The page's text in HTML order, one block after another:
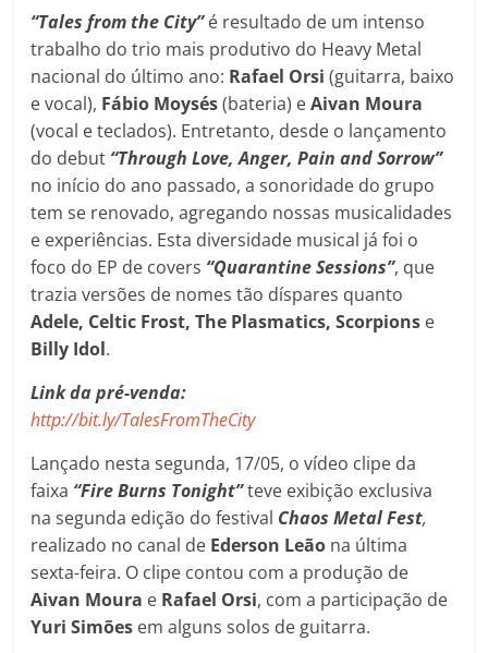
“Tales from the City”é resultado de um intenso
trabalho do trio mais produtivo do Heavy Metal
nacional do último ano: Rafael Orsi (guitarra, baixo
e vocal), Fábio Moysés(bateria) eAivan Moura
(vocal e teclados). Entretanto, desde o lançamento
do debut “Through Love, Anger, Pain and Sorrow”
no início do ano passado, a sonoridade do grupo
tem se renovado, agregando nossas musicalidades
e experiências. Esta diversidade musical já foi o
foco do EP de covers “Quarantine Sessions”, que
trazia versões de nomes tão díspares quanto
Adele, Celtic Frost, The Plasmatics, Scorpions e
Billy Idol.
Link da pré-venda:
http://bit.ly/TalesFromTheCity
Lançado nesta segunda, 17/05, o vídeo clipe da
faixa “Fire Burns Tonight”teve exibição exclusiva
na segunda edição do festival Chaos Metal Fest,
realizado no canal de Ederson Leão na última
sexta-feira. O clipe contou com a produção de
Aivan Moura e Rafael Orsi, com a participação de
Yuri Simões em alguns solos de guitarra.